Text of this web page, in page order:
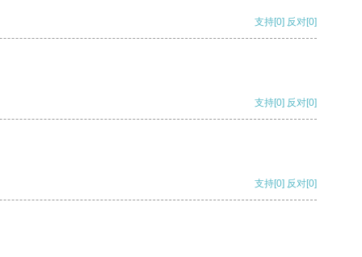
支持[0] 反对[0]
支持[0] 反对[0]
支持[0] 反对[0]